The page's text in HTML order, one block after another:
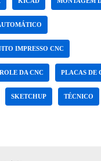
IMPRESSO CNC
DA CNC PLACAS DE
SKETCHUP TÉCNICO